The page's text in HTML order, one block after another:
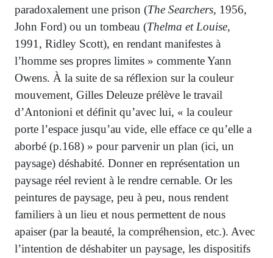
paradoxalement une prison (The Searchers, 1956,
John Ford) ou un tombeau (Thelma et Louise,
1991, Ridley Scott), en rendant manifestes à
l’homme ses propres limites » commente Yann
Owens. À la suite de sa réflexion sur la couleur
mouvement, Gilles Deleuze prélève le travail
d’Antonioni et définit qu’avec lui, « la couleur
porte l’espace jusqu’au vide, elle efface ce qu’elle a
aborbé (p.168) » pour parvenir un plan (ici, un
paysage) déshabité. Donner en représentation un
paysage réel revient à le rendre cernable. Or les
peintures de paysage, peu à peu, nous rendent
familiers à un lieu et nous permettent de nous
apaiser (par la beauté, la compréhension, etc.). Avec
l’intention de déshabiter un paysage, les dispositifs